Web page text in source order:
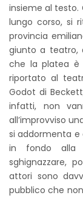
insieme al testo.
lungo corso, si
provincia
giunto a teatro,
che la platea è
riportato al
Godot di
infatti, non
all’improvviso
si addormenta e
in fondo alla
sghignazzare,
attori sono
pubblico che